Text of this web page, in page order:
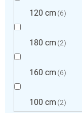
120 cm 6
180 cm 2
160 cm 6
100 cm 2